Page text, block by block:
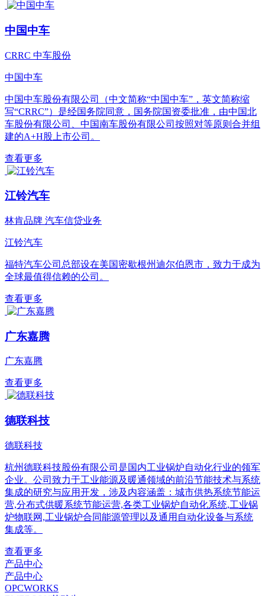
中国中车
CRRC 中车股份
中国中车
中国中车股份有限公司（中文简称“中国中车”，英文简称缩
写“CRRC”）是经国务院同意，国务院国资委批准，由中国北
车股份有限公司、中国南车股份有限公司按照对等原则合并组
建的A+H股上市公司。
查看更多
江铃汽车
林肯品牌 汽车信贷业务
江铃汽车
福特汽车公司总部设在美国密歇根州迪尔伯恩市，致力于成为
全球最值得信赖的公司。
查看更多
广东嘉腾
广东嘉腾
查看更多
德联科技
德联科技
杭州德联科技股份有限公司是国内工业锅炉自动化行业的领军
企业。公司致力于工业能源及暖通领域的前沿节能技术与系统
集成的研究与应用开发，涉及内容涵盖：城市供热系统节能运
营,分布式供暖系统节能运营,各类工业锅炉自动化系统,工业锅
炉物联网,工业锅炉合同能源管理以及通用自动化设备与系统
集成等。
查看更多
产品中心
产品中心
OPCWORKS